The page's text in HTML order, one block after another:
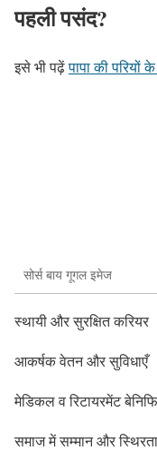
पहली पसंद?
इसे भी पढ़ेंपापा की परियों
सोर्स बाय गूगल इमेज
स्थायी और सुरक्षित करियर
आकर्षक वेतन और सुविधाएँ
मेडिकल व रिटायरमेंट
समाज में सम्मान और स्थिरता